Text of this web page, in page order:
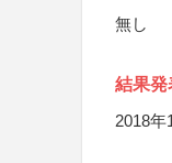
無し
結果発
2018